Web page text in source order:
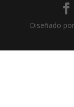
Diseñado